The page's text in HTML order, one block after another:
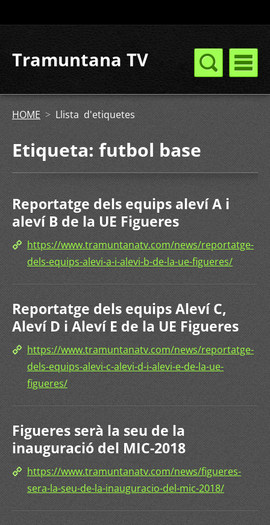
Tramuntana TV
HOME > Llista d'etiquetes
Etiqueta: futbol base
Reportatge dels equips aleví A i
aleví B de la UE Figueres
https://www.tramuntanatv.com/news/reportatge-
dels-equips-alevi-a-i-alevi-b-de-la-ue-figueres/
Reportatge dels equips Aleví C,
Aleví D i Aleví E de la UE Figueres
https://www.tramuntanatv.com/news/reportatge-
dels-equips-alevi-c-alevi-d-i-alevi-e-de-la-ue-
figueres/
Figueres serà la seu de la
inauguració del MIC-2018
https://www.tramuntanatv.com/news/figueres-
sera-la-seu-de-la-inauguracio-del-mic-2018/